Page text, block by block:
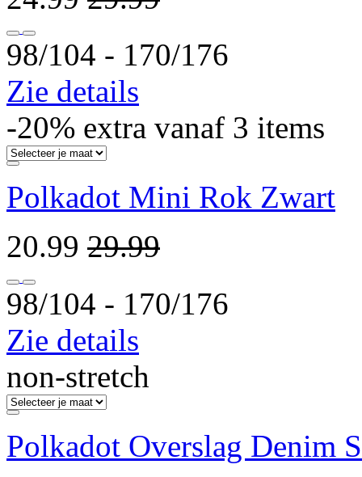
98/104 ‐ 170/176
Zie details
-20% extra vanaf 3 items
Polkadot Mini Rok Zwart
20.99 29.99
98/104 ‐ 170/176
Zie details
non-stretch
Polkadot Overslag Denim